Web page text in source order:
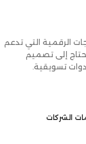
الرقمية التي تدعم
إلى تصميم
تسويقية.
الشركات